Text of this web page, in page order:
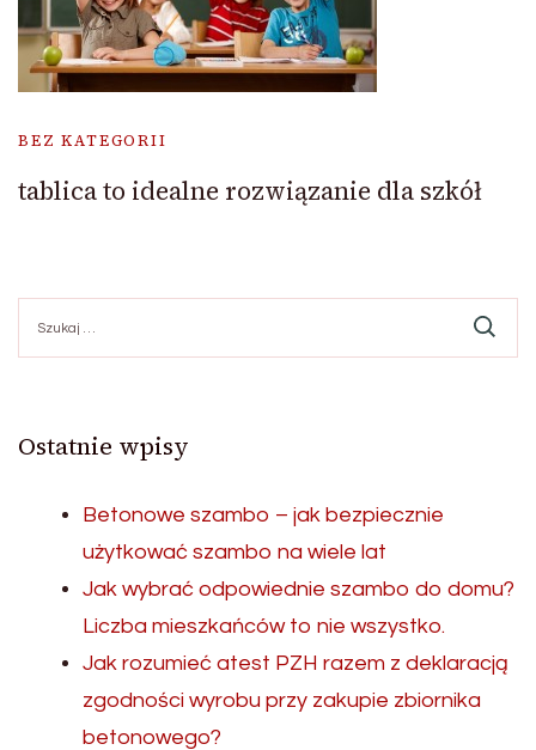
BEZ KATEGORII
tablica to idealne rozwiązanie dla szkół
Ostatnie wpisy
Betonowe szambo – jak bezpiecznie
użytkować szambo na wiele lat
Jak wybrać odpowiednie szambo do domu?
Liczba mieszkańców to nie wszystko.
Jak rozumieć atest PZH razem z deklaracją
zgodności wyrobu przy zakupie zbiornika
betonowego?